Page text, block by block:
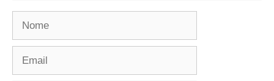
Nome
Email